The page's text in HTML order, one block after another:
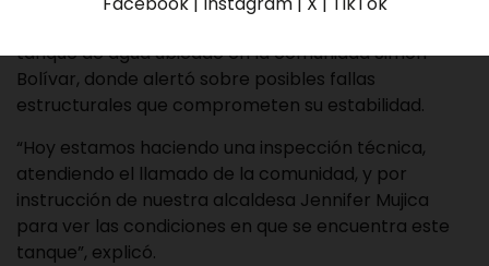
tanque de agua ubicado en la comunidad Simón
Bolívar, donde alertó sobre posibles fallas
estructurales que comprometen su estabilidad.
“Hoy estamos haciendo una inspección técnica,
atendiendo el llamado de la comunidad, y por
instrucción de nuestra alcaldesa Jennifer Mujica
para ver las condiciones en que se encuentra este
tanque”, explicó.